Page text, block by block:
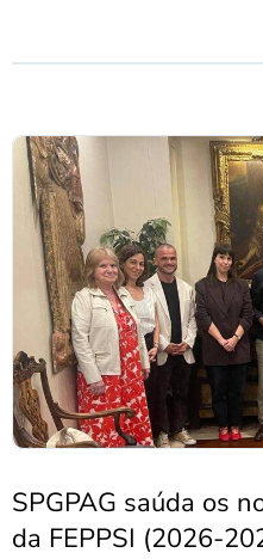
SPGPAG saúda os
da FEPPSI (2026-